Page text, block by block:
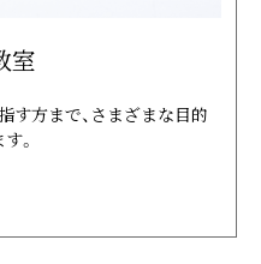
室
す方まで、さまざまな目的
。